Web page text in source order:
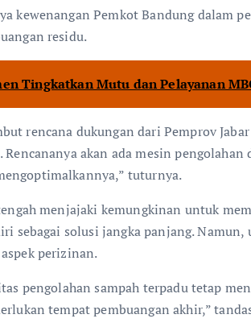
kewenangan Pemkot Bandung dalam
residu.
Tingkatkan Mutu dan Pelayanan
rencana dukungan dari Pemprov
akan ada mesin pengolahan
tuturnya.
menjajaki kemungkinan untuk
sebagai solusi jangka panjang. Namun,
perizinan.
pengolahan sampah terpadu tetap
tempat pembuangan akhir,”